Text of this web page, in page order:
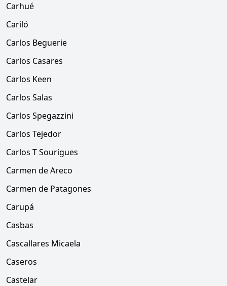
Carhué
Cariló
Carlos Beguerie
Carlos Casares
Carlos Keen
Carlos Salas
Carlos Spegazzini
Carlos Tejedor
Carlos T Sourigues
Carmen de Areco
Carmen de Patagones
Carupá
Casbas
Cascallares Micaela
Caseros
Castelar